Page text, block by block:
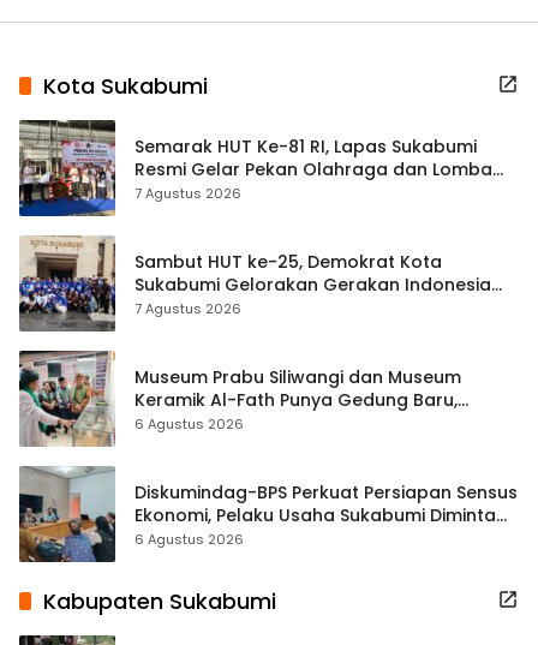
Kota Sukabumi
Semarak HUT Ke-81 RI, Lapas Sukabumi
Resmi Gelar Pekan Olahraga dan Lomba
Tradisional
7 Agustus 2026
Sambut HUT ke-25, Demokrat Kota
Sukabumi Gelorakan Gerakan Indonesia
ASRI Lewat Aksi Bersih Masjid Agung
7 Agustus 2026
Museum Prabu Siliwangi dan Museum
Keramik Al-Fath Punya Gedung Baru,
Hampir 500 Koleksi Dipisahkan
6 Agustus 2026
Diskumindag-BPS Perkuat Persiapan Sensus
Ekonomi, Pelaku Usaha Sukabumi Diminta
Terbuka Beri Data
6 Agustus 2026
Kabupaten Sukabumi